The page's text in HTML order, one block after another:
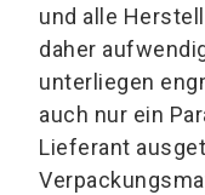
und alle
daher
unterliegen
auch nur ein
Lieferant